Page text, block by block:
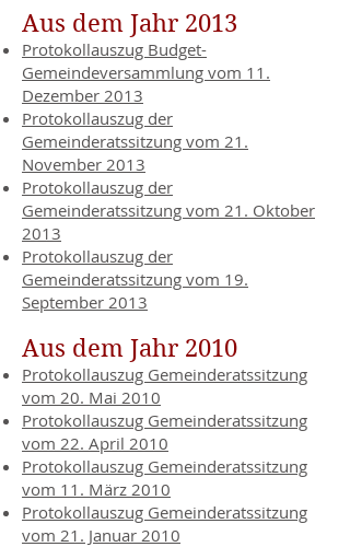
Aus dem Jahr 2013
Protokollauszug Budget-
Gemeindeversammlung vom 11.
Dezember 2013
Protokollauszug der
Gemeinderatssitzung vom 21.
November 2013
Protokollauszug der
Gemeinderatssitzung vom 21. Oktober
2013
Protokollauszug der
Gemeinderatssitzung vom 19.
September 2013
Aus dem Jahr 2010
Protokollauszug Gemeinderatssitzung
vom 20. Mai 2010
Protokollauszug Gemeinderatssitzung
vom 22. April 2010
Protokollauszug Gemeinderatssitzung
vom 11. März 2010
Protokollauszug Gemeinderatssitzung
vom 21. Januar 2010